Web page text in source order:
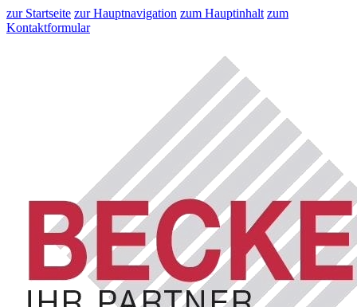
zur Startseite zur Hauptnavigation zum Hauptinhalt zum
Kontaktformular